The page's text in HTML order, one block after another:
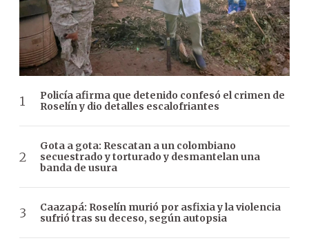
Policía afirma que detenido confesó el crimen de
Roselín y dio detalles escalofriantes
Gota a gota: Rescatan a un colombiano
secuestrado y torturado y desmantelan una
banda de usura
Caazapá: Roselín murió por asfixia y la violencia
sufrió tras su deceso, según autopsia